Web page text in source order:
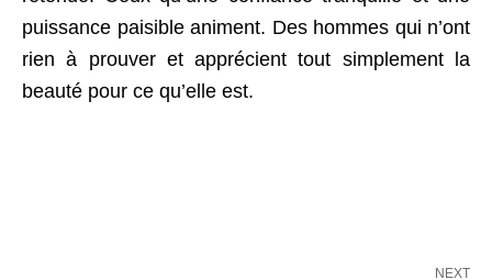
puissance paisible animent. Des hommes qui n’ont
rien à prouver et apprécient tout simplement la
beauté pour ce qu’elle est.
NEXT